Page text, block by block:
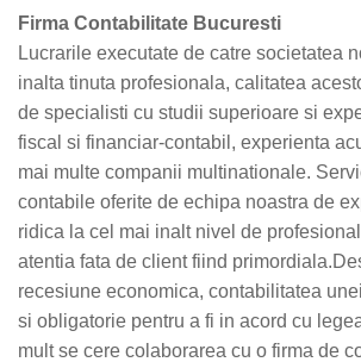
Firma Contabilitate Bucuresti
Lucrarile executate de catre societatea
inalta tinuta profesionala, calitatea
de specialisti cu studii superioare si
fiscal si financiar-contabil, experienta
mai multe companii multinationale.
contabile oferite de echipa noastra de
ridica la cel mai inalt nivel de
atentia fata de client fiind
recesiune economica, contabilitatea
si obligatorie pentru a fi in acord cu
mult se cere colaborarea cu o firma de